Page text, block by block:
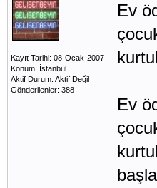
Kayıt Tarihi: 08-Ocak-2007
Konum: İstanbul
Aktif Durum: Aktif Değil
Gönderilenler: 388
Ev
Ev